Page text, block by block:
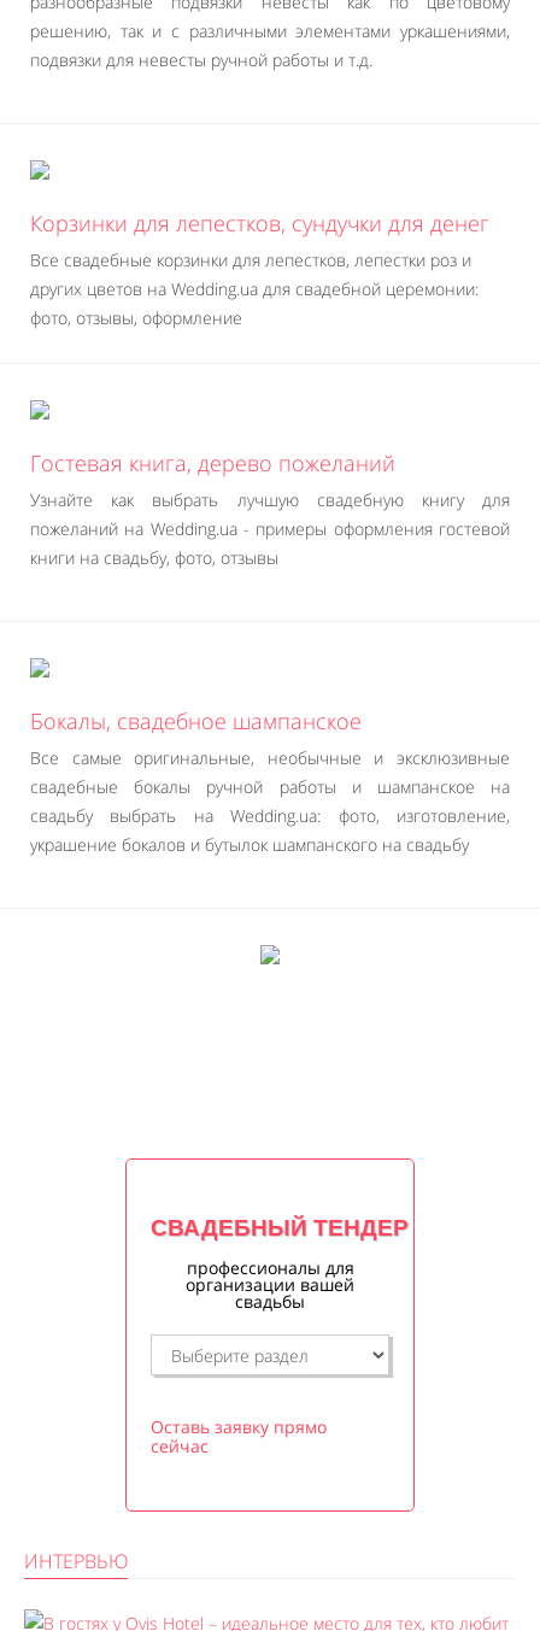
решению, так и с различными элементами уркашениями,
подвязки для невесты ручной работы и т.д.
Корзинки для лепестков, сундучки для денег
Все свадебные корзинки для лепестков, лепестки роз и
других цветов на Wedding.ua для свадебной церемонии:
фото, отзывы, оформление
Гостевая книга, дерево пожеланий
Узнайте как выбрать лучшую свадебную книгу для
пожеланий на Wedding.ua - примеры оформления гостевой
книги на свадьбу, фото, отзывы
Бокалы, свадебное шампанское
Все самые оригинальные, необычные и эксклюзивные
свадебные бокалы ручной работы и шампанское на
свадьбу выбрать на Wedding.ua: фото, изготовление,
украшение бокалов и бутылок шампанского на свадьбу
СВАДЕБНЫЙ ТЕНДЕР
профессионалы для
организации вашей
свадьбы
Оставь заявку прямо
сейчас
ИНТЕРВЬЮ